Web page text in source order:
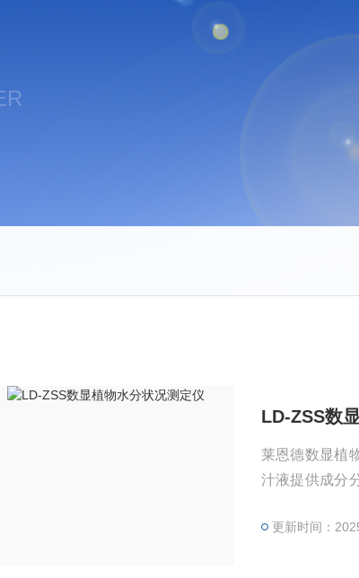
LD-ZSS数
莱恩德数显植
汁液提供成分
及林草的合理
更新时间：